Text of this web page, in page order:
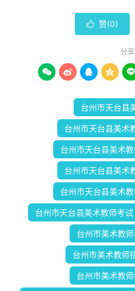
 赞(0)
分享
    
台州市天台县
台州市天台县美术
台州市天台县美术
台州市天台县美术
台州市天台县美术
台州市天台县美术教师考试
台州市美术教
台州市美术教师
台州市美术教